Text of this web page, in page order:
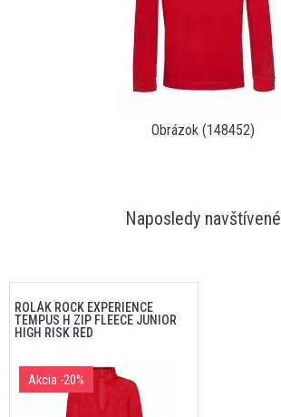
Obrázok (148452)
Naposledy navštívené
ROLÁK ROCK EXPERIENCE
TEMPUS H ZIP FLEECE JUNIOR
HIGH RISK RED
Akcia -20%